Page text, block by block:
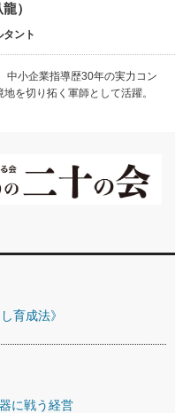
）
ント
小企業指導歴30年の実力コン
を切り拓く軍師として活躍。
育成法》
に戦う経営